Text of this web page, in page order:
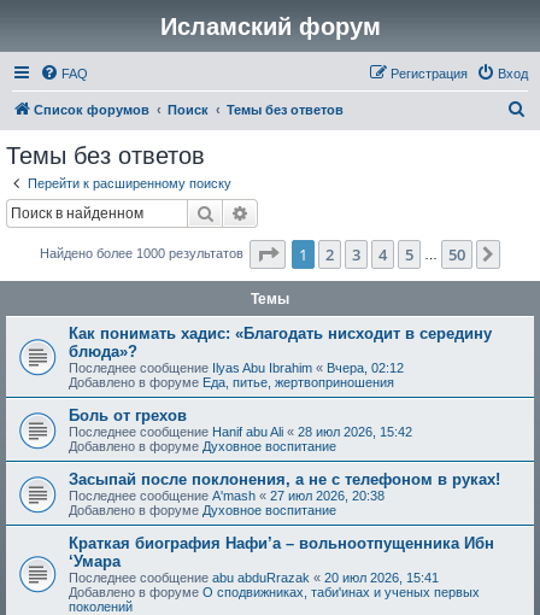
Исламский форум
FAQ Вход
Регистрация
Список форумов Поиск Темы без ответов
Темы без ответов
Перейти к расширенному поиску
Поиск
Найдено более 1000 результатов Страница из 50
1 2 3 4 5 50
Темы
Как понимать хадис: «Благодать нисходит в середину
блюда»?
Последнее сообщение Ilyas Abu Ibrahim « Вчера, 02:12
Добавлено в форуме Еда, питье, жертвоприношения
Боль от грехов
Последнее сообщение Hanif abu Ali « 28 июл 2026, 15:42
Добавлено в форуме Духовное воспитание
Засыпай после поклонения, а не с телефоном в руках!
Последнее сообщение A'mash « 27 июл 2026, 20:38
Добавлено в форуме Духовное воспитание
Краткая биография Нафи’а – вольноотпущенника Ибн
‘Умара
Последнее сообщение abu abduRrazak « 20 июл 2026, 15:41
Добавлено в форуме О сподвижниках, таби'инах и ученых первых
поколений